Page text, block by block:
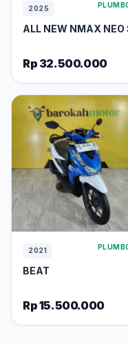
2025
ALL NEW NMAX NEO
Rp 32.500.000
2021
BEAT
Rp 15.500.000